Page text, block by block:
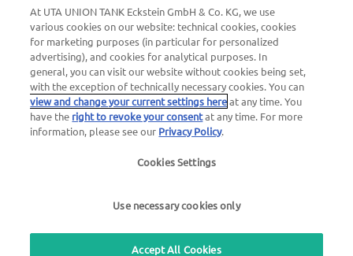
Inloggen voor klanten
Over UTA Edenred
voorwaarden |Gebruiksvoorwaarden
At UTA UNION TANK Eckstein GmbH & Co. KG, we use
various cookies on our website: technical cookies, cookies
for marketing purposes (in particular for personalized
advertising), and cookies for analytical purposes. In
general, you can visit our website without cookies being set,
with the exception of technically necessary cookies. You can
view and change your current settings hereat any time. You
have the right to revoke your consentat any time. For more
information, please see our Privacy Policy.
Cookies Settings
Use necessary cookies only
Accept All Cookies